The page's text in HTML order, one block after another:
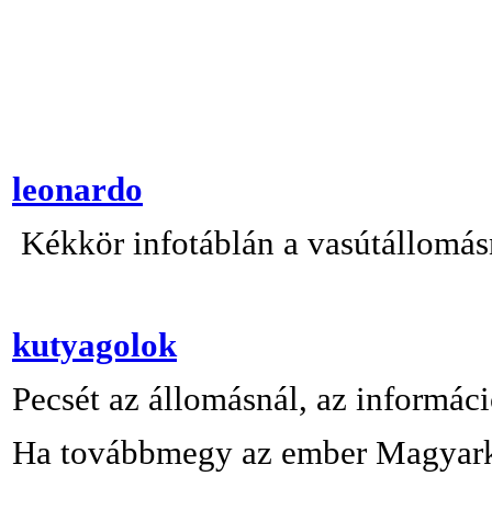
leonardo
Kékkör infotáblán a
kutyagolok
Pecsét az állomásnál, az
Ha továbbmegy az ember